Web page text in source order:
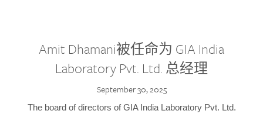
Amit Dhamani被任命为 GIA India
Laboratory Pvt. Ltd. 总经理
September 30, 2025
The board of directors of GIA India Laboratory Pvt. Ltd.